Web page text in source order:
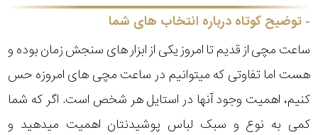
توضیح کوتاه درباره انتخاب های شما
ساعت مچی از قدیم تا امروز یکی از ابزار های سنجش زمان بوده و
هست اما تفاوتی که میتوانیم در ساعت مچی های امروزه حس
کنیم، اهمیت وجود آنها در استایل هر شخص است. اگر که شما
کمی به نوع و سبک لباس پوشیدنتان اهمیت میدهید و
صفحه
مقاوم
در
برابر